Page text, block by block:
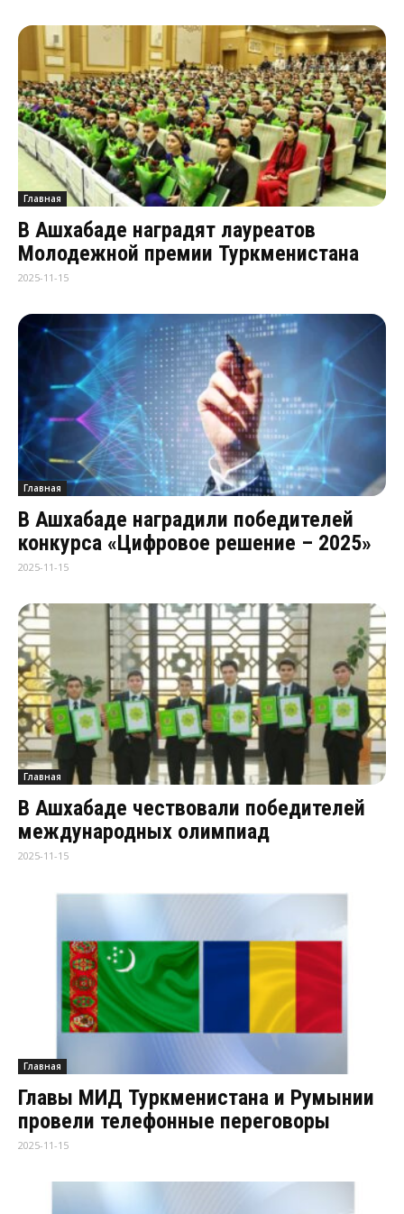
Главная
В Ашхабаде наградят лауреатов
Молодежной премии Туркменистана
2025-11-15
Главная
В Ашхабаде наградили победителей
конкурса «Цифровое решение – 2025»
2025-11-15
Главная
В Ашхабаде чествовали победителей
международных олимпиад
2025-11-15
Главная
Главы МИД Туркменистана и Румынии
провели телефонные переговоры
2025-11-15